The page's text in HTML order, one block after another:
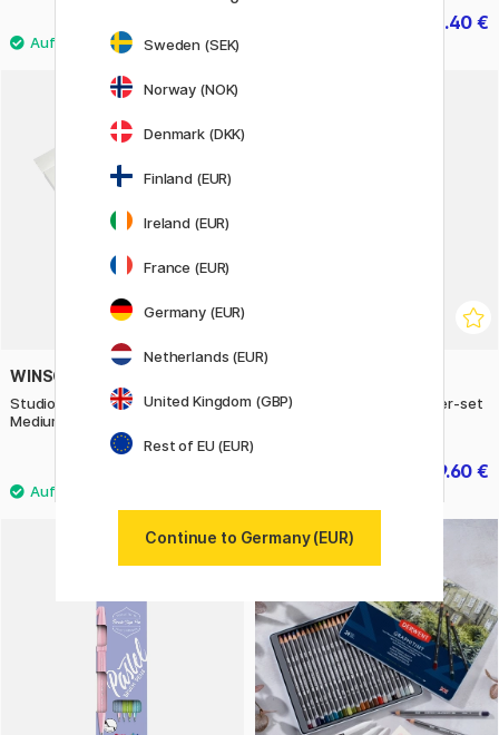
28.40 €
WINSOR & NEWTON
Studio Collection Bleistifte
Medium 12er-Set
Clean Color Real Brush 12er-set
39.60 €
Sweden (SEK)
Norway (NOK)
Denmark (DKK)
Finland (EUR)
Ireland (EUR)
France (EUR)
Germany (EUR)
Netherlands (EUR)
United Kingdom (GBP)
Rest of EU (EUR)
Continue to Germany (EUR)